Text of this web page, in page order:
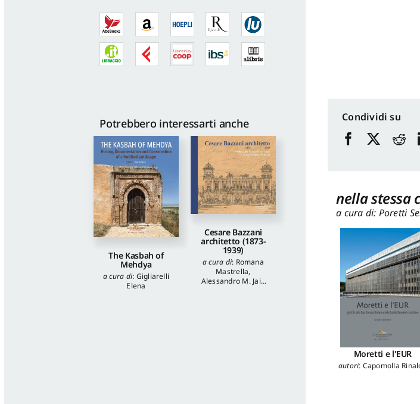
Potrebbero interessarti anche
The Kasbah of
Mehdya
a cura di: Gigliarelli
Elena
Cesare Bazzani
architetto (1873-
1939)
a cura di: Romana
Mastrella,
Alessandro M. Jaia
Condividi su
nella stessa
a cura di: Poretti
Moretti e l'EUR
autori: Capomolla